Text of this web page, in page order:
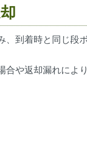
到着時と同じ段ボ
や返却漏れによ